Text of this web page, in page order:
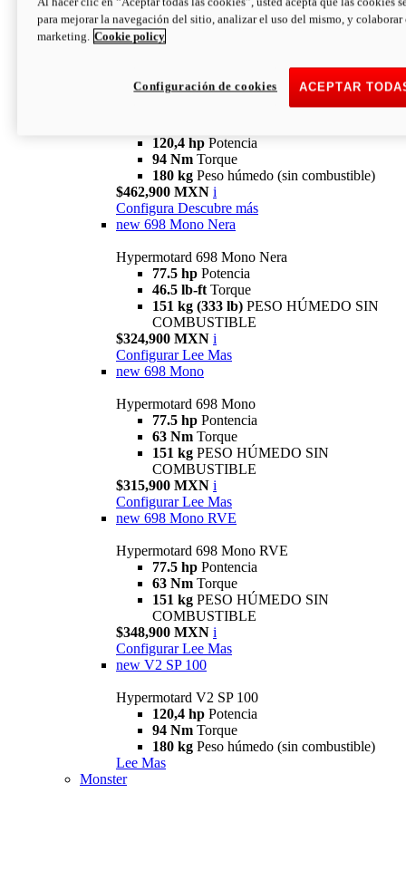
94 NmTorque
180 kgPESO HÚMEDO SIN
COMBUSTIBLE
newV2 SP
120,4 hp Potencia
94 Nm Torque
180 kg Peso húmedo (sin combustible)
$462,900 MXN i
Configura Descubre más
new 698 Mono Nera
Hypermotard 698 Mono Nera
77.5 hp Potencia
46.5 lb-ft Torque
151 kg (333 lb) PESO HÚMEDO SIN
COMBUSTIBLE
$324,900 MXN i
Configurar Lee Mas
new 698 Mono
Hypermotard 698 Mono
77.5 hp Pontencia
63 Nm Torque
151 kg PESO HÚMEDO SIN
COMBUSTIBLE
$315,900 MXN i
Configurar Lee Mas
new 698 Mono RVE
Hypermotard 698 Mono RVE
77.5 hp Pontencia
63 Nm Torque
151 kg PESO HÚMEDO SIN
COMBUSTIBLE
$348,900 MXN i
Configurar Lee Mas
new V2 SP 100
Hypermotard V2 SP 100
120,4 hp Potencia
94 Nm Torque
180 kg Peso húmedo (sin combustible)
Lee Mas
Monster
para mejorar la navegación del sitio, analizar el uso del mismo, y colaborar
marketing. Cookie policy
ACEPTAR
Configuración de cookies